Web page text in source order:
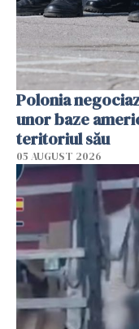
Polonia
unor baze
teritoriul său
05 AUGUST 2026